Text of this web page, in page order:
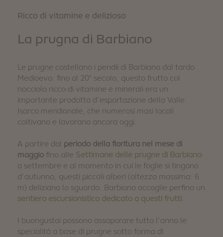
Ricco di vitamine e delizioso
La prugna di Barbiano
Le prugne costellano i pendii di Barbiano dal tardo
Medioevo: fino al 20° secolo, questo frutto col
nocciolo ricco di vitamine e minerali era un
importante prodotto d’esportazione della Valle
Isarco meridionale, che numerosi masi locali
coltivano e lavorano ancora oggi.
A partire dal periodo della fioritura nel mese di
maggio fino alle Settimane delle prugne di Barbiano
a settembre e al momento in cui le foglie si tingono
d’autunno, questi piccoli alberi (altezza massima: 6
m) deliziano lo sguardo. Barbiano accoglie perfino un
sentiero escursionistico dedicato a questi frutti
I buongustai possono assaporare tutto l’anno le
specialità a base di prugne sotto forma di